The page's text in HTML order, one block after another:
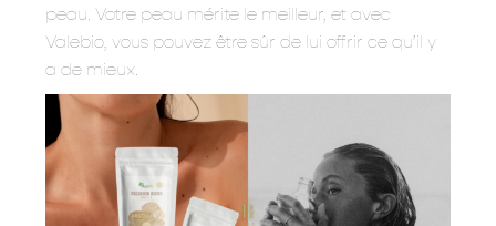
peau. Votre peau mérite le meilleur, et avec
Valebio, vous pouvez être sûr de lui offrir ce qu’il y
a de mieux.